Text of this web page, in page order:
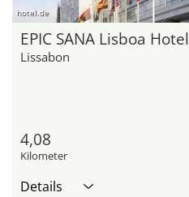
hotel.de
EPIC SANA Lisboa Hotel
Lissabon
4,08
Kilometer
Details